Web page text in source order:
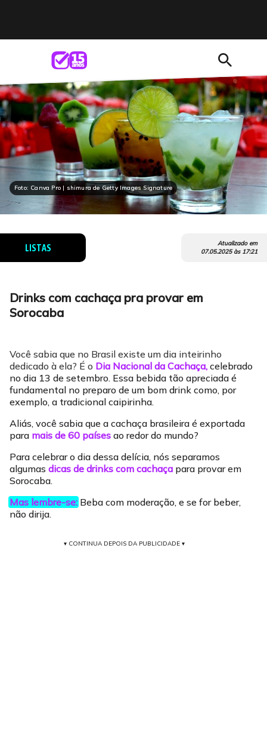
search
Foto: Canva Pro | shimura de Getty Images Signature
LISTAS
Atualizado em
07.05.2025às 17:21
Drinks com cachaça pra provar em
Sorocaba
Você sabia que no Brasil existe um dia inteirinho
dedicado à ela? É o Dia Nacional da Cachaça, celebrado
no dia 13 de setembro. Essa bebida tão apreciada é
fundamental no preparo de um bom drink como, por
exemplo, a tradicional caipirinha.
Aliás, você sabia que a cachaça brasileira é exportada
para mais de 60 países ao redor do mundo?
Para celebrar o dia dessa delícia, nós separamos
algumas dicas de drinks com cachaça para provar em
Sorocaba.
Mas lembre-se: Beba com moderação, e se for beber,
não dirija.
▾ CONTINUA DEPOIS DA PUBLICIDADE ▾